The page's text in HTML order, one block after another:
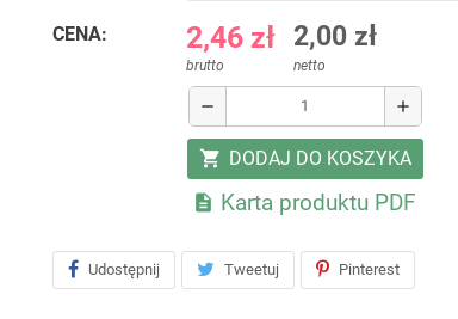
CENA: 2,46 zł
brutto
2,00 zł
netto
remove add
shopping_cart DODAJ DO KOSZYKA
 Karta produktu PDF
Udostępnij Tweetuj Pinterest